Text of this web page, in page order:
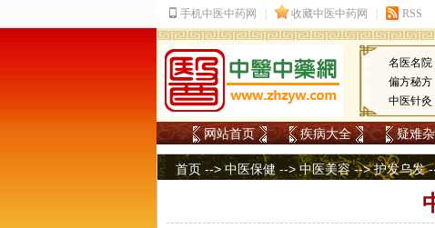
名医名院
偏方秘方
中医针灸
网站首页 疾病大全 疑难
首页 -->中医保健 -->中医美容-->护发乌发